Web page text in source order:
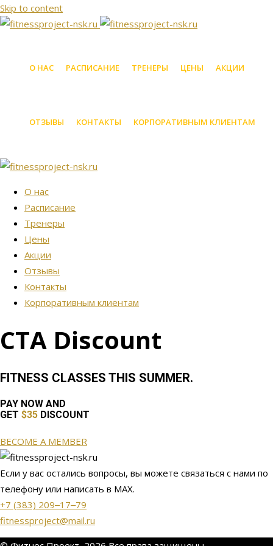
Skip to content
О НАС РАСПИСАНИЕ ТРЕНЕРЫ ЦЕНЫ АКЦИИ
ОТЗЫВЫ КОНТАКТЫ КОРПОРАТИВНЫМ КЛИЕНТАМ
О нас
Расписание
Тренеры
Цены
Акции
Отзывы
Контакты
Корпоративным клиентам
CTA Discount
FITNESS CLASSES THIS SUMMER.
PAY NOW AND
GET $35 DISCOUNT
BECOME A MEMBER
Если у вас остались вопросы, вы можете связаться с нами по
телефону или написать в МАХ.
+7 (383) 209‒17‒79
fitnessproject@mail.ru